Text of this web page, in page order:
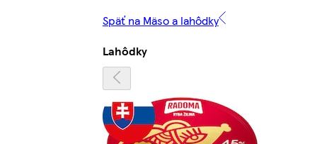
Späť na Mäso a lahôdky
Lahôdky